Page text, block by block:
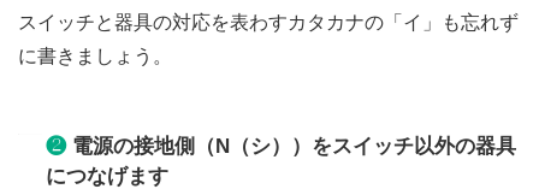
スイッチと器具の対応を表わすカタカナの「イ」も忘れず
に書きましょう。
❷ 電源の接地側（N（シ））をスイッチ以外の器具
につなげます